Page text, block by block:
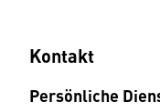
Kontakt
Persönliche